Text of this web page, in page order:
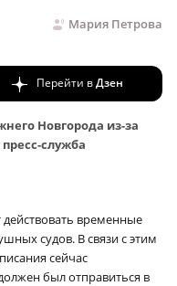
Мария Петрова
Перейти вДзен
Новгорода из-за
служба
временные
судов. В связи с этим
сейчас
был отправиться в